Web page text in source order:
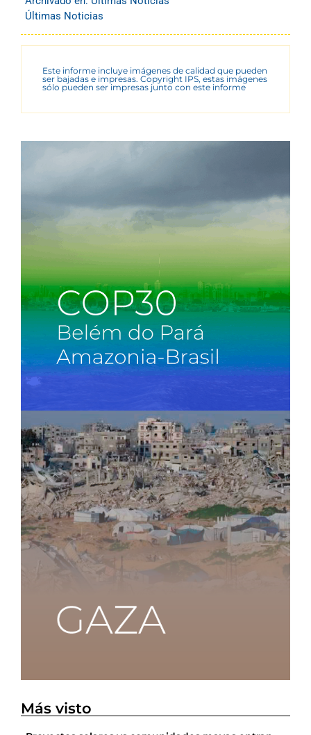
Últimas Noticias
Este informe incluye imágenes de calidad que pueden
ser bajadas e impresas. Copyright IPS, estas imágenes
sólo pueden ser impresas junto con este informe
Más visto